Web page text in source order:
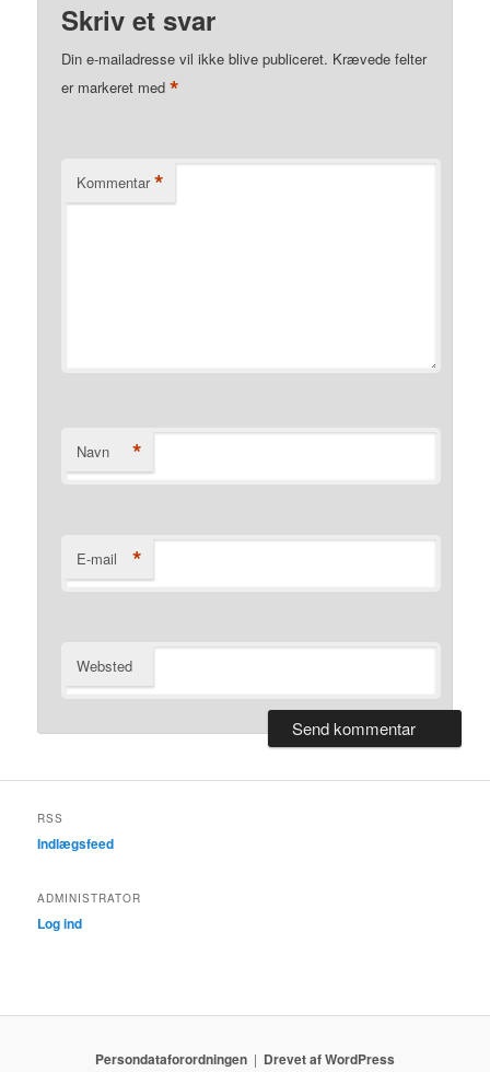
Skriv et svar
Din e-mailadresse vil ikke blive publiceret. Krævede felter
er markeret med*
Kommentar *
Navn *
E-mail *
Websted
RSS
Indlægsfeed
ADMINISTRATOR
Log ind
Persondataforordningen Drevet af WordPress